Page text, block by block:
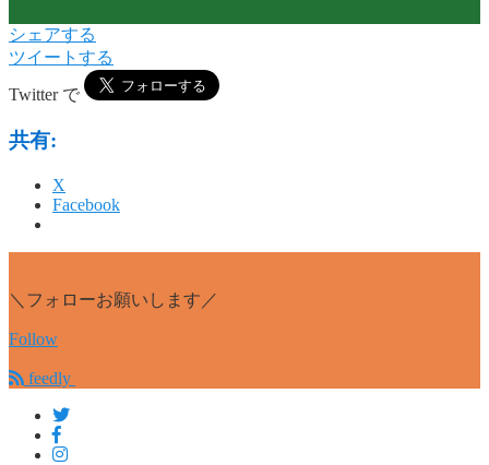
シェアする
ツイートする
Twitter で
共有:
X
Facebook
＼フォローお願いします／
Follow
feedly